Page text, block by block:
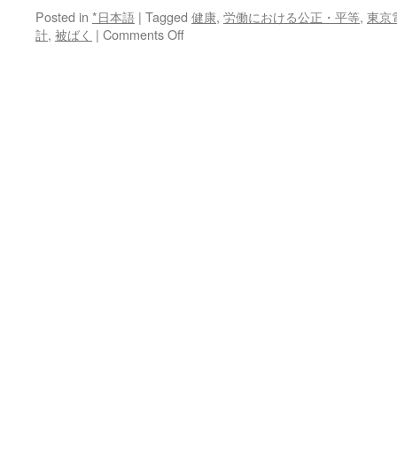
Posted in *日本語 | Tagged 健康, 労働における公正・平等, 東京
計, 被ばく | Comments Offon